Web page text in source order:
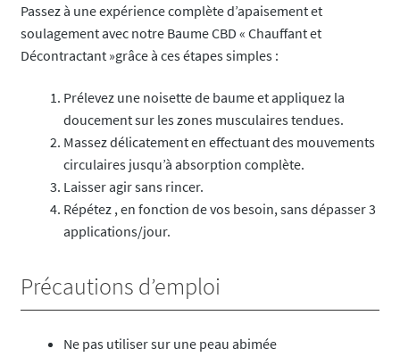
Passez à une expérience complète d’apaisement et
soulagement avec notre Baume CBD « Chauffant et
Décontractant »grâce à ces étapes simples :
Prélevez une noisette de baume et appliquez la
doucement sur les zones musculaires tendues.
Massez délicatement en effectuant des mouvements
circulaires jusqu’à absorption complète.
Laisser agir sans rincer.
Répétez , en fonction de vos besoin, sans dépasser 3
applications/jour.
Précautions d’emploi
Ne pas utiliser sur une peau abimée